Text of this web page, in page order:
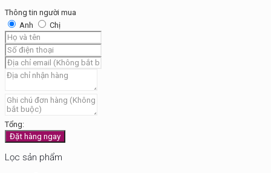
1
số
lượng
Thông tin người mua
Anh
Chị
Tổng:
Đặt hàng ngay
Lọc sản phẩm